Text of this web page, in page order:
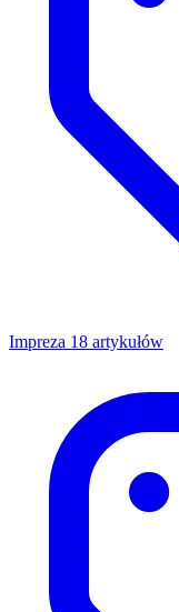
Impreza 18 artykułów